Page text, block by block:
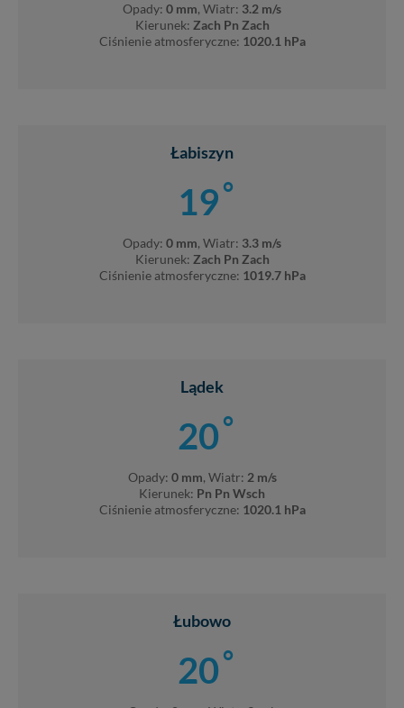
Opady: 0 mm, Wiatr: 3.2 m/s
Kierunek: Zach Pn Zach
Ciśnienie atmosferyczne: 1020.1 hPa
Łabiszyn
19°
Opady: 0 mm, Wiatr: 3.3 m/s
Kierunek: Zach Pn Zach
Ciśnienie atmosferyczne: 1019.7 hPa
Lądek
20°
Opady: 0 mm, Wiatr: 2 m/s
Kierunek: Pn Pn Wsch
Ciśnienie atmosferyczne: 1020.1 hPa
Łubowo
20°